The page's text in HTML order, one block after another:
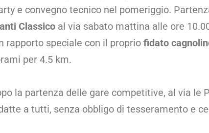
e convegno tecnico nel pomeriggio.
Classico al via sabato mattina alle ore
rapporto speciale con il proprio fidato
per 4.5 km.
la partenza delle gare competitive, al via le
a tutti, senza obbligo di tesseramento e